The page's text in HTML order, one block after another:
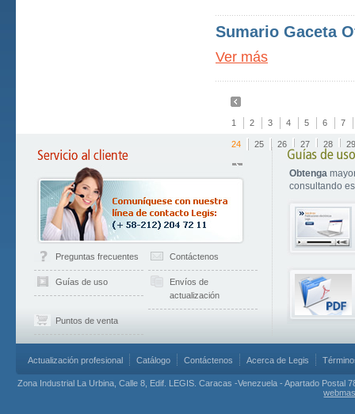
Sumario Gaceta
Ver más
1 2 3 4 5 6 7
24 25 26 27 28 29
Preguntas frecuentes Contáctenos
Guías de uso
Envíos de
actualización
Puntos de venta
Obtenga
consultando
Actualización profesional Catálogo Contáctenos Acerca de Legis
Zona Industrial La Urbina, Calle 8, Edif. LEGIS. Caracas -Venezuela - Apartado